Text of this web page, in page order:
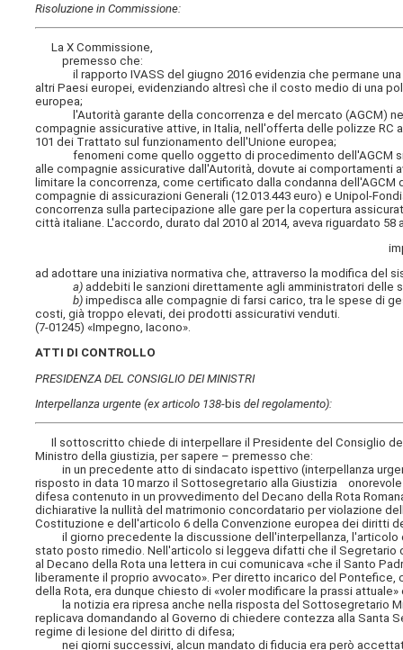
Risoluzione in Commissione:
La X Commissione,
premesso che:
il rapporto IVASS del giugno 2016 evidenzia che permane una
altri Paesi europei, evidenziando altresì che il costo medio di una
europea;
l'Autorità garante della concorrenza e del mercato (AGCM) nel
compagnie assicurative attive, in Italia, nell'offerta delle polizze
101 dei Trattato sul funzionamento dell'Unione europea;
fenomeni come quello oggetto di procedimento dell'AGCM si
alle compagnie assicurative dall'Autorità, dovute ai comportamenti
limitare la concorrenza, come certificato dalla condanna
compagnie di assicurazioni Generali (12.013.443 euro) e Unipol-
concorrenza sulla partecipazione alle gare per la copertura
città italiane. L'accordo, durato dal 2010 al 2014, aveva riguardato 58
ad adottare una iniziativa normativa che, attraverso la modifica del
a) addebiti le sanzioni direttamente agli amministratori
b) impedisca alle compagnie di farsi carico, tra le spese di
costi, già troppo elevati, dei prodotti assicurativi venduti.
(7-01245) «Impegno, Iacono».
ATTI DI CONTROLLO
PRESIDENZA DEL CONSIGLIO DEI MINISTRI
Interpellanza urgente (ex articolo 138-bis del regolamento):
Il sottoscritto chiede di interpellareil Presidente del Consiglio
Ministro della giustizia, per sapere – premesso che:
in un precedente atto di sindacato ispettivo (interpellanza
risposto in data 10 marzo il Sottosegretario alla Giustizia
difesa contenuto in un provvedimento del Decano della Rota
dichiarative la nullità del matrimonio concordatario per violazione
Costituzione e dell'articolo 6 della Convenzione europea dei diritti
il giorno precedente la discussione dell'interpellanza, l'articolo
stato posto rimedio. Nell'articolo si leggeva difatti che il Segretario
al Decano della Rota una lettera in cui comunicava «che il Santo
liberamente il proprio avvocato». Per diretto incarico del
della Rota, era dunque chiesto di «voler modificare la prassi
la notizia era ripresa anche nella risposta del Sottosegretario
replicava domandando al Governo di chiedere contezza alla
regime di lesione del diritto di difesa;
nei giorni successivi, alcun mandato di fiducia era però